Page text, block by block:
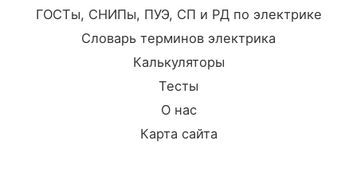
ГОСТы, СНИПы, ПУЭ, СП и РД по электрике
Словарь терминов электрика
Калькуляторы
Тесты
О нас
Карта сайта